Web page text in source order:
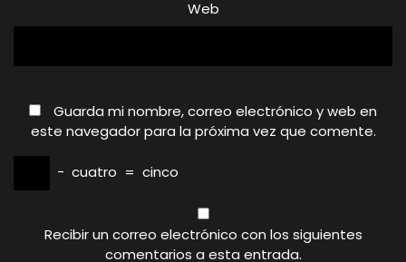
Web
Guarda mi nombre, correo electrónico y web en
este navegador para la próxima vez que comente.
− cuatro = cinco
Recibir un correo electrónico con los siguientes
comentarios a esta entrada.